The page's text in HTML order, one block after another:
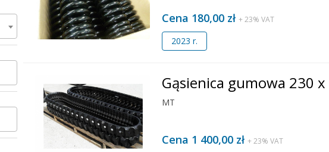
Cena 180,00 zł + 23% VAT
2023 r.
Gąsienica gumowa 230
MT
Cena 1 400,00 zł + 23% VAT